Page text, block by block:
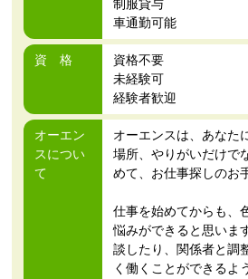
制服貸与
車通勤可能
資 格
資格不要
未経験可
経験者歓迎
オーエン
スについ
て
オーエンスは、あなた
場所、やりがいだけで
めて、お仕事探しのお
仕事を始めてからも、
悩みができると思いま
談したり、関係者と調
く働くことができるよ